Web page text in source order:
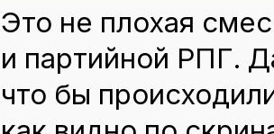
Это не плохая
и партийной РПГ.
что бы